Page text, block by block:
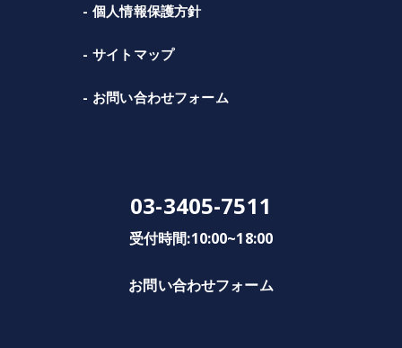
個人情報保護方針
サイトマップ
お問い合わせフォーム
03-3405-7511
受付時間:10:00~18:00
お問い合わせフォーム